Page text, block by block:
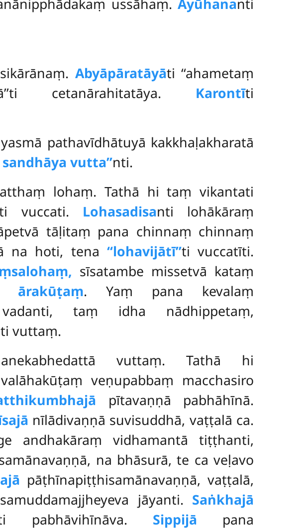
ussāhaṃ.Āyūhananti
Abyāpāratāyāti ‘‘ahametaṃ
cetanārahitatāya. Karontīti
pathavīdhātuyā kakkhaḷakharatā
vutta’’nti.
lohaṃ. Tathā hi taṃ vikantati
vuccati. Lohasadisanti lohākāraṃ
tāḷitaṃ pana chinnaṃ chinnaṃ
na hoti, tena ‘‘lohavijātī’’ti vuccatīti.
sīsatambe missetvā kataṃ
ārakūṭaṃ. Yaṃ pana kevalaṃ
vadanti, taṃ idha nādhippetaṃ,
vuttaṃ.
vuttaṃ. Tathā hi
veṇupabbaṃ macchasiro
pītavaṇṇā pabhāhīnā.
nīlādivaṇṇā suvisuddhā, vaṭṭalā ca.
andhakāraṃ vidhamantā tiṭṭhanti,
na bhāsurā, te ca veḷavo
pāṭhīnapiṭṭhisamānavaṇṇā, vaṭṭalā,
jāyanti. Saṅkhajā
pabhāvihīnāva. Sippijā pana